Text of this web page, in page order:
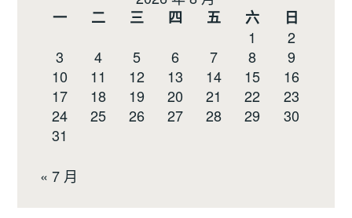
一
二 三 四 五 六
日
1
2
3
4 5 6 7 8
9
10
11 12 13 14 15
16
17
18 19 20 21 22
23
24
25 26 27 28 29
30
31
« 7 月